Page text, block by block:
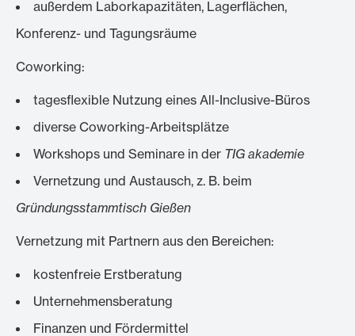
außerdem Laborkapazitäten, Lagerflächen,
Konferenz- und Tagungsräume
Coworking:
tagesflexible Nutzung eines All-Inclusive-Büros
diverse Coworking-Arbeitsplätze
Workshops und Seminare in der TIG akademie
Vernetzung und Austausch, z. B. beim
Gründungsstammtisch Gießen
Vernetzung mit Partnern aus den Bereichen:
kostenfreie Erstberatung
Unternehmensberatung
Finanzen und Fördermittel